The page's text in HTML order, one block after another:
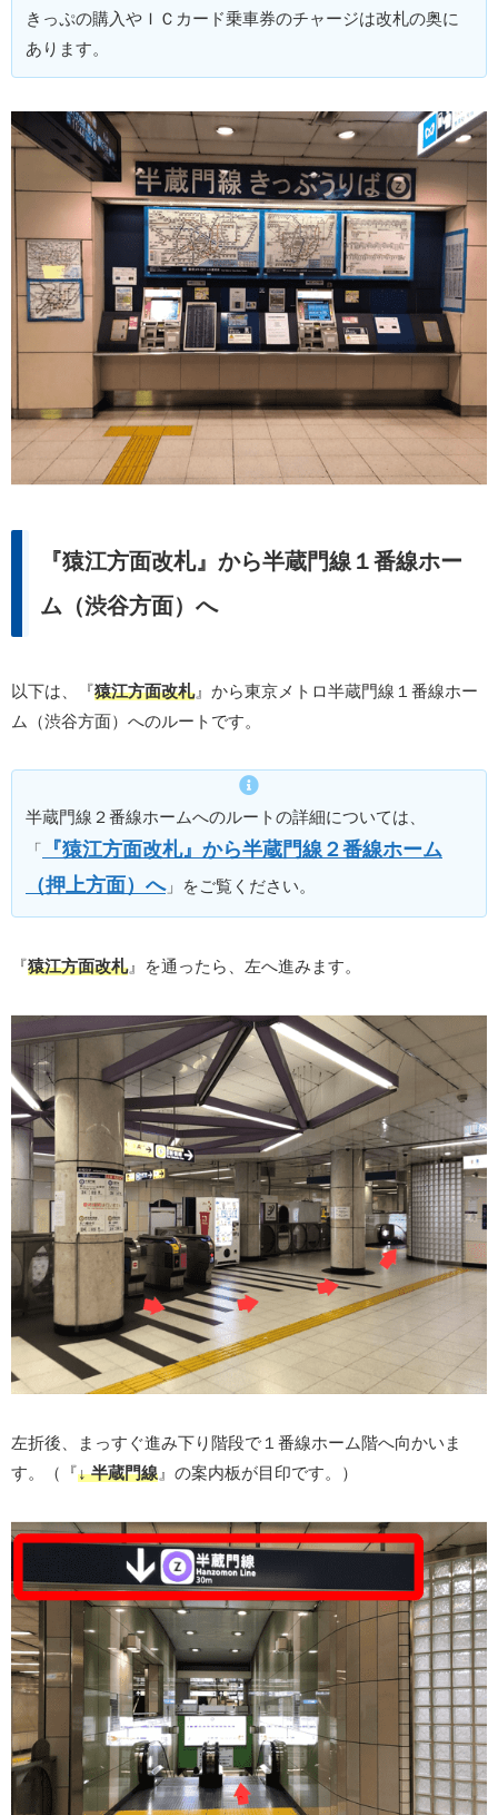
きっぷの購入やＩＣカード乗車券のチャージは改札の奥に
あります。
『猿江方面改札』から半蔵門線１番線ホー
ム（渋谷方面）へ
以下は、『猿江方面改札』から東京メトロ半蔵門線１番線ホー
ム（渋谷方面）へのルートです。
半蔵門線２番線ホームへのルートの詳細については、
「
『猿江方面改札』から半蔵門線２番線ホーム
（押上方面）へ」をご覧ください。
『猿江方面改札』を通ったら、左へ進みます。
左折後、まっすぐ進み下り階段で１番線ホーム階へ向かいま
す。（『↓ 半蔵門線 』の案内板が目印です。）